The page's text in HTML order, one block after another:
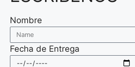
Nombre
Fecha de Entrega